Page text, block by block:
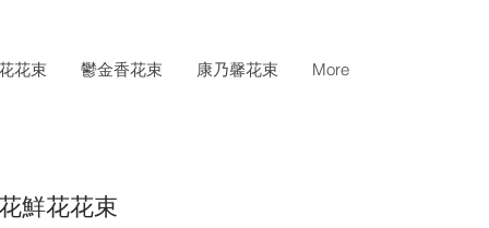
花束 鬱金香花束 康乃馨花束 More
鮮花花束